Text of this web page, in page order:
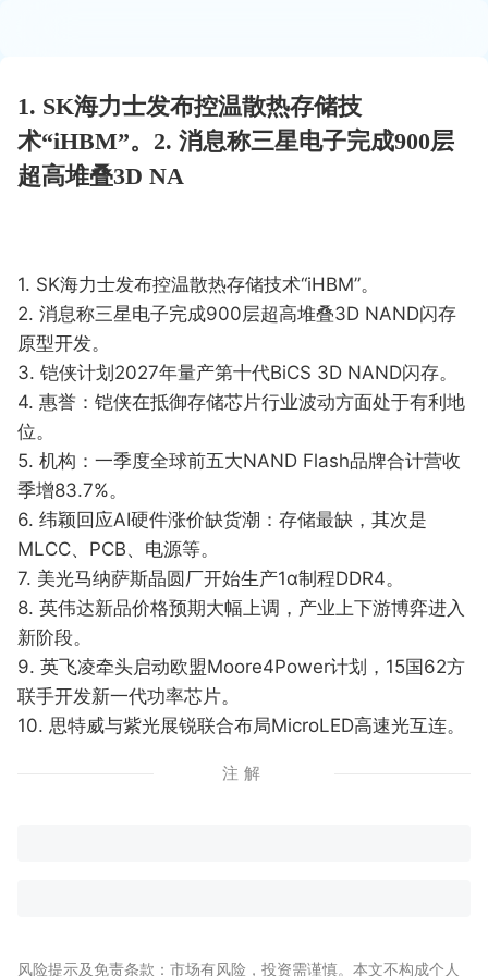
1. SK海力士发布控温散热存储技
术“iHBM”。2. 消息称三星电子完成900层
超高堆叠3D NA
1. SK海力士发布控温散热存储技术“iHBM”。
2. 消息称三星电子完成900层超高堆叠3D NAND闪存
原型开发。
3. 铠侠计划2027年量产第十代BiCS 3D NAND闪存。
4. 惠誉：铠侠在抵御存储芯片行业波动方面处于有利地
位。
5. 机构：一季度全球前五大NAND Flash品牌合计营收
季增83.7%。
6. 纬颖回应AI硬件涨价缺货潮：存储最缺，其次是
MLCC、PCB、电源等。
7. 美光马纳萨斯晶圆厂开始生产1α制程DDR4。
8. 英伟达新品价格预期大幅上调，产业上下游博弈进入
新阶段。
9. 英飞凌牵头启动欧盟Moore4Power计划，15国62方
联手开发新一代功率芯片。
10. 思特威与紫光展锐联合布局MicroLED高速光互连。
注解
风险提示及免责条款：市场有风险，投资需谨慎。本文不构成个人